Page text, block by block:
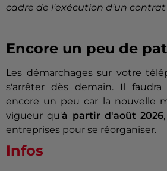
cadre de l'exécution d'un contrat
Encore un peu de
Les démarchages sur votre
s'arrêter dès demain. Il
encore un peu car la nouvelle
vigueur qu'à partir d'août 2026
entreprises pour se réorganiser.
Infos